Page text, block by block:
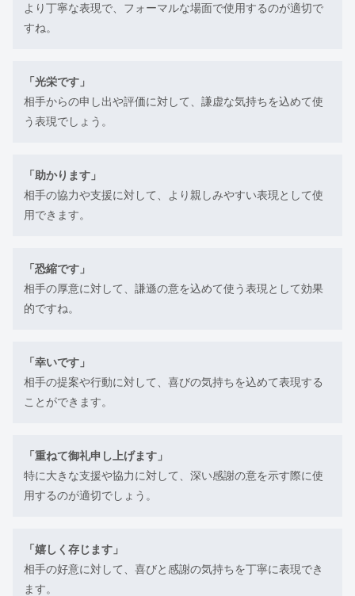
より丁寧な表現で、フォーマルな場面で使用するのが適切で
すね。
「光栄です」
相手からの申し出や評価に対して、謙虚な気持ちを込めて使
う表現でしょう。
「助かります」
相手の協力や支援に対して、より親しみやすい表現として使
用できます。
「恐縮です」
相手の厚意に対して、謙遜の意を込めて使う表現として効果
的ですね。
「幸いです」
相手の提案や行動に対して、喜びの気持ちを込めて表現する
ことができます。
「重ねて御礼申し上げます」
特に大きな支援や協力に対して、深い感謝の意を示す際に使
用するのが適切でしょう。
「嬉しく存じます」
相手の好意に対して、喜びと感謝の気持ちを丁寧に表現でき
ます。